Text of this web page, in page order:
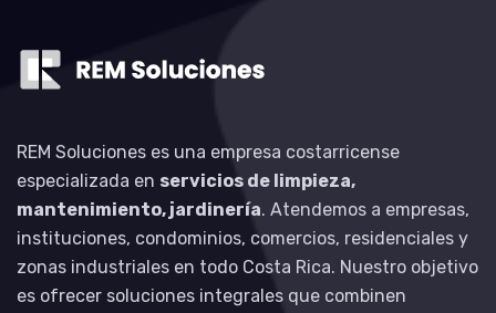
REM Soluciones es una empresa costarricense
especializada en servicios de limpieza,
mantenimiento, jardinería. Atendemos a empresas,
instituciones, condominios, comercios, residenciales y
zonas industriales en todo Costa Rica. Nuestro objetivo
es ofrecer soluciones integrales que combinen